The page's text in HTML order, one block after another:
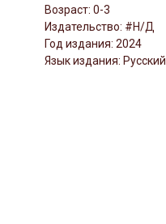
Возраст: 0-3
Издательство: #Н/Д
Год издания: 2024
Язык издания: Русский